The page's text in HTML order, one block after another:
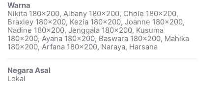
Warna
Nikita 180x200, Albany 180x200, Chole 180x200,
Braxley 180x200, Kezia 180x200, Joanne 180x200,
Nadine 180x200, Jenggala 180x200, Kusuma
180x200, Ayana 180x200, Baswara 180x200, Mahika
180x200, Arfana 180x200, Naraya, Harsana
Negara Asal
Lokal